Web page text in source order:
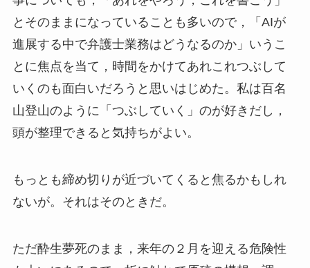
とそのままになっていることも多いので，「AIが
進展する中で弁護士業務はどうなるのか」いうこ
とに焦点を当て，時間をかけてあれこれつぶして
いくのも面白いだろうと思いはじめた。私は百名
山登山のように「つぶしていく」のが好きだし，
頭が整理できると気持ちがよい。
もっとも締め切りが近づいてくると焦るかもしれ
ないが。それはそのときだ。
ただ酔生夢死のまま，来年の２月を迎える危険性